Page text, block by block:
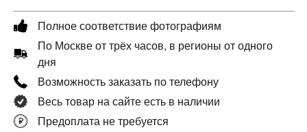
Полное соответствие фотографиям
По Москве от трёх часов, в регионы от одного
дня
Возможность заказать по телефону
Весь товар на сайте есть в наличии
Предоплата не требуется